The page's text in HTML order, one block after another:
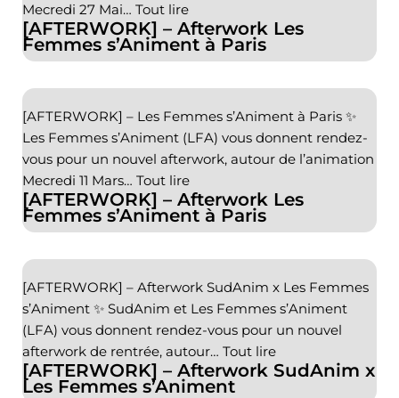
[AFTERWORK] – Afterwork Les
Femmes s’Animent à Paris
Mecredi 27 Mai… Tout lire
[AFTERWORK] – Afterwork Les
Femmes s’Animent à Paris
[AFTERWORK] – Les Femmes s’Animent à Paris ✨
Les Femmes s’Animent (LFA) vous donnent rendez-
vous pour un nouvel afterwork, autour de l’animation
Mecredi 11 Mars… Tout lire
[AFTERWORK] – Afterwork SudAnim x
Les Femmes s’Animent
[AFTERWORK] – Afterwork SudAnim x Les Femmes
s’Animent ✨ SudAnim et Les Femmes s’Animent
(LFA) vous donnent rendez-vous pour un nouvel
afterwork de rentrée, autour… Tout lire